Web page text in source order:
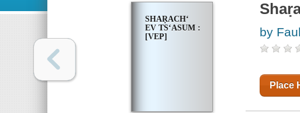
SHAṚACHʻ
EV TSʻASUM :
[VEP]
by
Place